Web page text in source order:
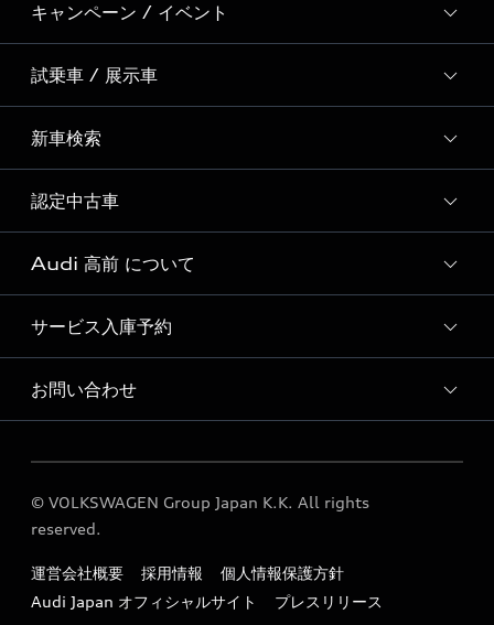
キャンペーン / イベント
全国統一イベント
ディーラー独自イベント
試乗車 / 展示車
試乗予約
試乗車・展示車一覧
新車検索
新車検索
認定中古車
Audi認定中古車検索
Audi 高前 について
Audi 高前 店舗情報
Audi Approved Automobile 高前 店舗情報
Audi 高前 営業カレンダー
Audi 高前 運営会社概要
定期点検 / 車検 料金表
サービス入庫予約
Audi 高前 サービス入庫予約
お問い合わせ
各種お問い合わせ
© VOLKSWAGEN Group Japan K.K. All rights
reserved.
運営会社概要 採用情報
個人情報保護方針
Audi Japan オフィシャルサイト
プレスリリース